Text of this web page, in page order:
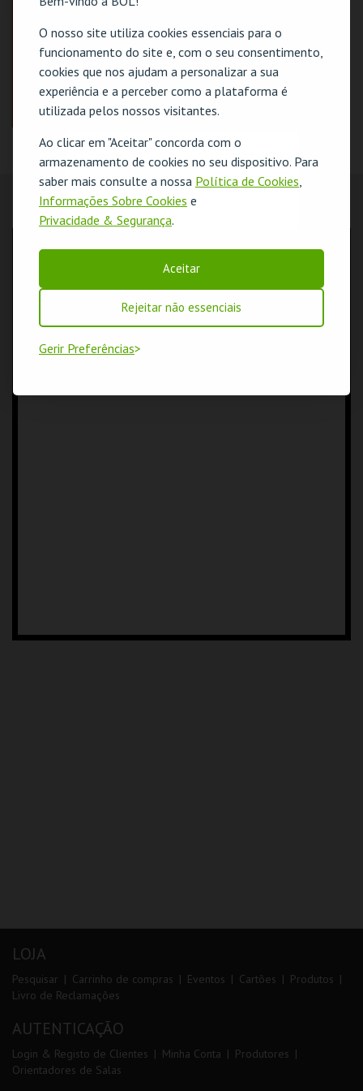
O nosso site utiliza cookies essenciais para o
funcionamento do site e, com o seu consentimento,
cookies que nos ajudam a personalizar a sua
experiência e a perceber como a plataforma é
utilizada pelos nossos visitantes.
Ao clicar em "Aceitar" concorda com o
armazenamento de cookies no seu dispositivo. Para
saber mais consulte a nossa Política de Cookies,
Informações Sobre Cookies e
Privacidade & Segurança.
Aceitar
Rejeitar não essenciais
Gerir Preferências
COMPRAR COMPRAR
CARTÃO DE AMIGO
CINETEATRO
LOULETANO
AQUISIÇÃO 2026
LOCALIZAÇÃO
MORADA
Avenida José da Costa Mealha
COORDENADAS GPS
LOJA
Pesquisar Carrinho de compras Eventos Cartões
Produtos
Livro de Reclamações
AUTENTICAÇÃO
Login & Registo de Clientes Minha Conta
Produtores
Orientadores de Salas
O evento escolhido não está disponível
OK